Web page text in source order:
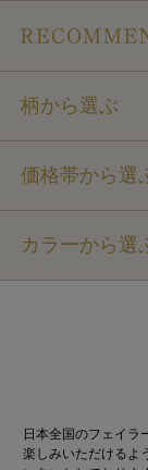
柄から選ぶ
価格帯から選
カラーから選
日本全国のフェイラ
楽しみいただけるよ